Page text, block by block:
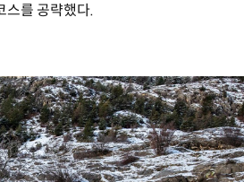
스를 공략했다.